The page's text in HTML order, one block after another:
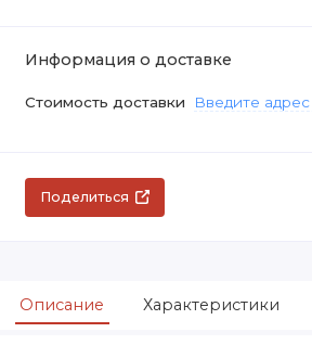
Информация о доставке
Стоимость доставки Введите адрес
Поделиться
Описание Характеристики